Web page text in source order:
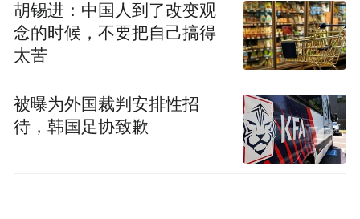
所，被称为“新四军第一所”。
耕牛作为当时主要生产资料，是最值钱、最
重要的财产，竹镇派出所还曾办过在当地影
响很大的耕牛被盗案。那一段时期，竹镇不
胡锡进：中国人到了改变观
念的时候，不要把自己搞得
太苦
被曝为外国裁判安排性招
待，韩国足协致歉